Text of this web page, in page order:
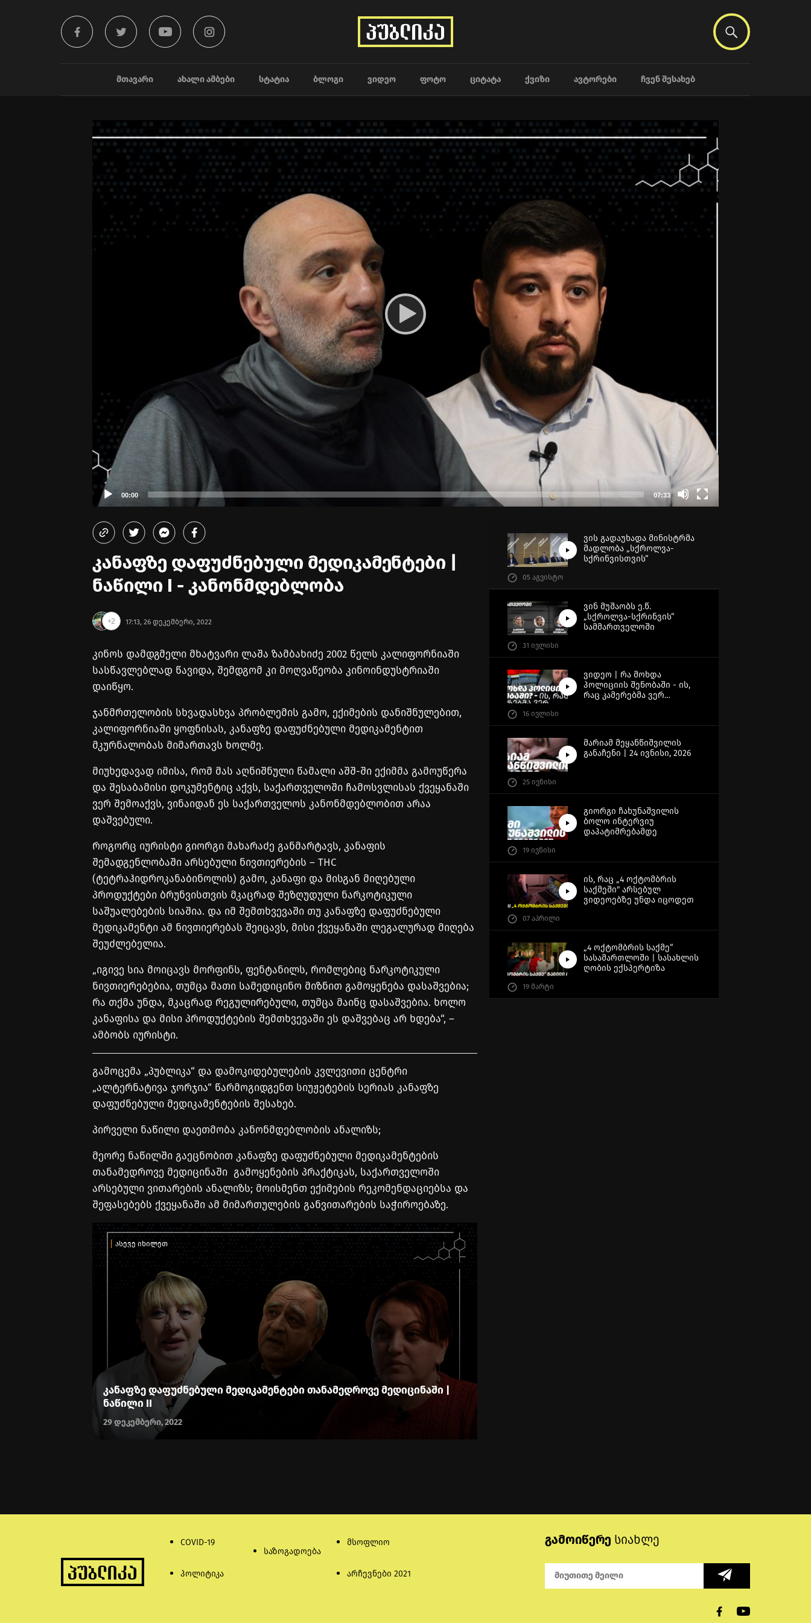
ᲛᲗᲐᲕᲐᲠᲘ ᲐᲮᲐᲚᲘ ᲐᲛᲑᲔᲑᲘ ᲡᲢᲐᲢᲘᲐ ᲑᲚᲝᲒᲘ ᲕᲘᲓᲔᲝ ᲤᲝᲢᲝ ᲪᲘᲢᲐᲢᲐ ᲥᲕᲘᲖᲘ ᲐᲕᲢᲝᲠᲔᲑᲘ ᲩᲕᲔᲜ ᲨᲔᲡᲐᲮᲔᲑ
Player
00:00 07:33
კანაფზე დაფუძნებული მედიკამენტები |
ნაწილი I - კანონმდებლობა
+2 17:13, 26 დეკემბერი, 2022
კინოს დამდგმელი მხატვარი ლაშა ზამბახიძე 2002 წელს კალიფორნიაში
სასწავლებლად წავიდა, შემდგომ კი მოღვაწეობა კინოინდუსტრიაში
დაიწყო.
ჯანმრთელობის სხვადასხვა პრობლემის გამო, ექიმების დანიშნულებით,
კალიფორნიაში ყოფნისას, კანაფზე დაფუძნებული მედიკამენტით
მკურნალობას მიმართავს ხოლმე.
მიუხედავად იმისა, რომ მას აღნიშნული წამალი აშშ-ში ექიმმა გამოუწერა
და შესაბამისი დოკუმენტიც აქვს, საქართველოში ჩამოსვლისას ქვეყანაში
ვერ შემოაქვს, ვინაიდან ეს საქართველოს კანონმდებლობით არაა
დაშვებული.
როგორც იურისტი გიორგი მახარაძე განმარტავს, კანაფის
შემადგენლობაში არსებული ნივთიერების – THC
(ტეტრაჰიდროკანაბინოლის) გამო, კანაფი და მისგან მიღებული
პროდუქტები ბრუნვისთვის მკაცრად შეზღუდული ნარკოტიკული
საშუალებების სიაშია. და იმ შემთხვევაში თუ კანაფზე დაფუძნებული
მედიკამენტი ამ ნივთიერებას შეიცავს, მისი ქვეყანაში ლეგალურად მიღება
შეუძლებელია.
„იგივე სია მოიცავს მორფინს, ფენტანილს, რომლებიც ნარკოტიკული
ნივთიერებებია, თუმცა მათი სამედიცინო მიზნით გამოყენება დასაშვებია;
რა თქმა უნდა, მკაცრად რეგულირებული, თუმცა მაინც დასაშვებია. ხოლო
კანაფისა და მისი პროდუქტების შემთხვევაში ეს დაშვებაც არ ხდება“, –
ამბობს იურისტი.
გამოცემა „პუბლიკა“ და დამოკიდებულების კვლევითი ცენტრი
„ალტერნატივა ჯორჯია“ წარმოგიდგენთ სიუჟეტების სერიას კანაფზე
დაფუძნებული მედიკამენტების შესახებ.
პირველი ნაწილი დაეთმობა კანონმდებლობის ანალიზს;
მეორე ნაწილში გაეცნობით კანაფზე დაფუძნებული მედიკამენტების
თანამედროვე მედიცინაში გამოყენების პრაქტიკას, საქართველოში
არსებული ვითარების ანალიზს; მოისმენთ ექიმების რეკომენდაციებსა და
შეფასებებს ქვეყანაში ამ მიმართულების განვითარების საჭიროებაზე.
ასევე იხილეთ
კანაფზე დაფუძნებული მედიკამენტები თანამედროვე მედიცინაში |
ნაწილი II
29 დეკემბერი, 2022
ვის გადაუხადა მინისტრმა
მადლობა „სქროლვა-
სქრინვისთვის“
05 აგვისტო
ვინ მუშაობს ე.წ.
„სქროლვა-სქრინვის“
სამმართველოში
31 ივლისი
ვიდეო | რა მოხდა
პოლიციის შენობაში - ის,
რაც კამერებმა ვერ
16 ივლისი
მარიამ მეყანწიშვილის
განაჩენი | 24 ივნისი, 2026
25 ივნისი
გიორგი ჩახუნაშვილის
ბოლო ინტერვიუ
დაპატიმრებამდე
19 ივნისი
ის, რაც „4 ოქტომბრის
საქმეში" არსებულ
ვიდეოებზე უნდა იცოდეთ
07 აპრილი
„4 ოქტომბრის საქმე“
სასამართლოში | სასახლის
ღობის ექსპერტიზა
19 მარტი
COVID-19
პოლიტიკა
საზოგადოება
მსოფლიო
არჩევნები 2021
გამოიწერე სიახლე